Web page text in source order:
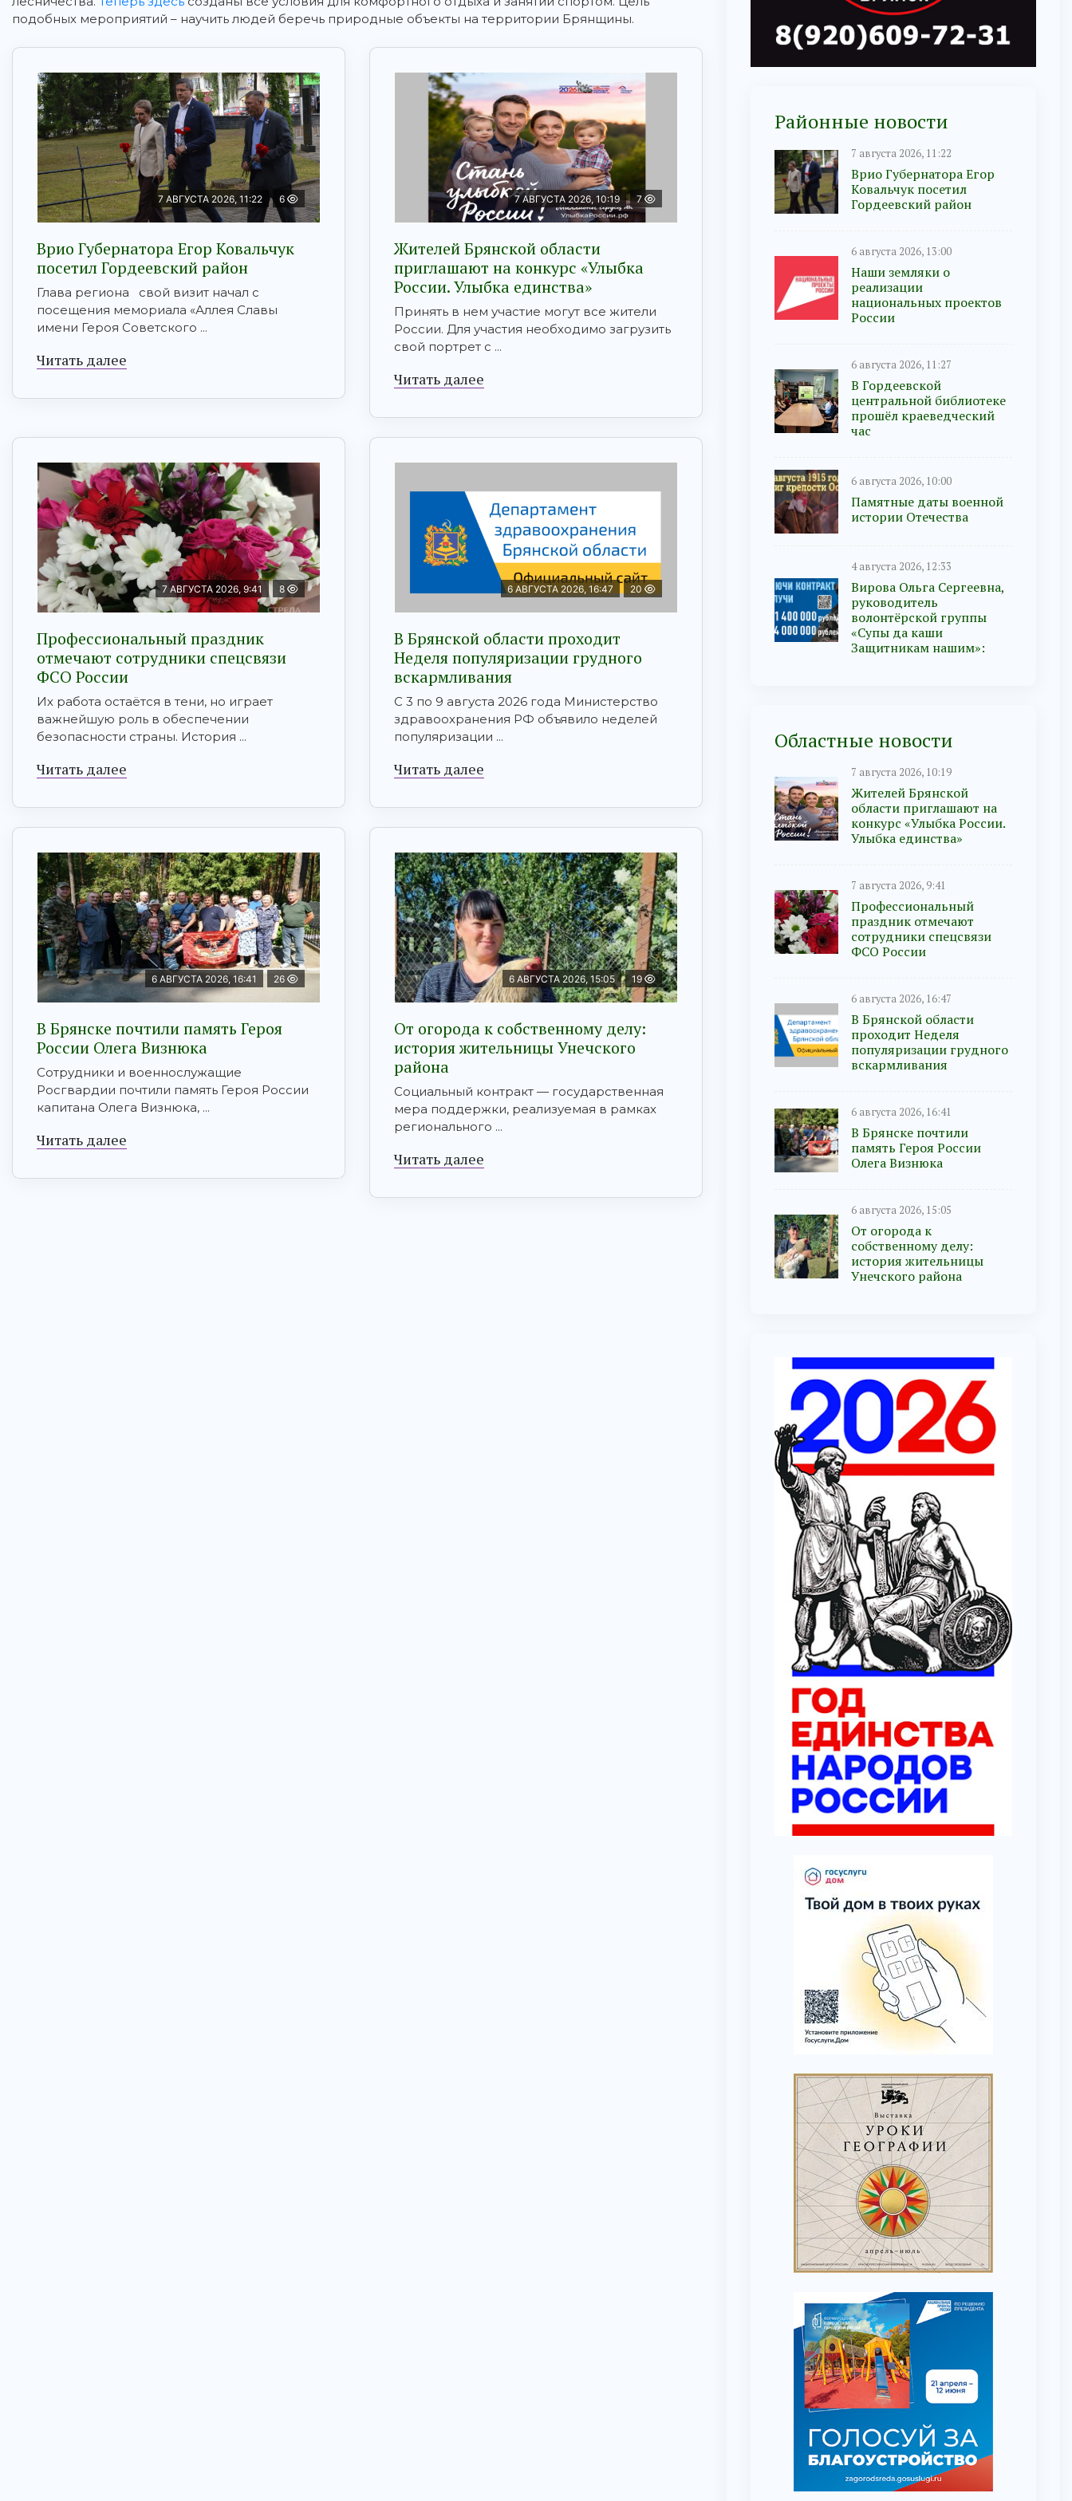
подобных мероприятий – научить людей беречь природные объекты на территории Брянщины.
7 АВГУСТА 2026, 11:22 6
Врио Губернатора Егор Ковальчук
посетил Гордеевский район
Глава региона свой визит начал с
посещения мемориала «Аллея Славы
имени Героя Советского ...
Читать далее
7 АВГУСТА 2026, 10:19 7
Жителей Брянской области
приглашают на конкурс «Улыбка
России. Улыбка единства»
Принять в нем участие могут все жители
России. Для участия необходимо загрузить
свой портрет с ...
Читать далее
7 АВГУСТА 2026, 9:41 8
Профессиональный праздник
отмечают сотрудники спецсвязи
ФСО России
Их работа остаётся в тени, но играет
важнейшую роль в обеспечении
безопасности страны. История ...
Читать далее
6 АВГУСТА 2026, 16:47 20
В Брянской области проходит
Неделя популяризации грудного
вскармливания
С 3 по 9 августа 2026 года Министерство
здравоохранения РФ объявило неделей
популяризации ...
Читать далее
6 АВГУСТА 2026, 16:41 26
В Брянске почтили память Героя
России Олега Визнюка
Сотрудники и военнослужащие
Росгвардии почтили память Героя России
капитана Олега Визнюка, ...
Читать далее
6 АВГУСТА 2026, 15:05 19
От огорода к собственному делу:
история жительницы Унечского
района
Социальный контракт — государственная
мера поддержки, реализуемая в рамках
регионального ...
Читать далее
Районные новости
7 августа 2026, 11:22
Врио Губернатора Егор
Ковальчук посетил
Гордеевский район
6 августа 2026, 13:00
Наши земляки о
реализации
национальных проектов
России
6 августа 2026, 11:27
В Гордеевской
центральной библиотеке
прошёл краеведческий
час
6 августа 2026, 10:00
Памятные даты военной
истории Отечества
4 августа 2026, 12:33
Вирова Ольга Сергеевна,
руководитель
волонтёрской группы
«Супы да каши
Защитникам нашим»:
Областные новости
7 августа 2026, 10:19
Жителей Брянской
области приглашают на
конкурс «Улыбка России.
Улыбка единства»
7 августа 2026, 9:41
Профессиональный
праздник отмечают
сотрудники спецсвязи
ФСО России
6 августа 2026, 16:47
В Брянской области
проходит Неделя
популяризации грудного
вскармливания
6 августа 2026, 16:41
В Брянске почтили
память Героя России
Олега Визнюка
6 августа 2026, 15:05
От огорода к
собственному делу:
история жительницы
Унечского района